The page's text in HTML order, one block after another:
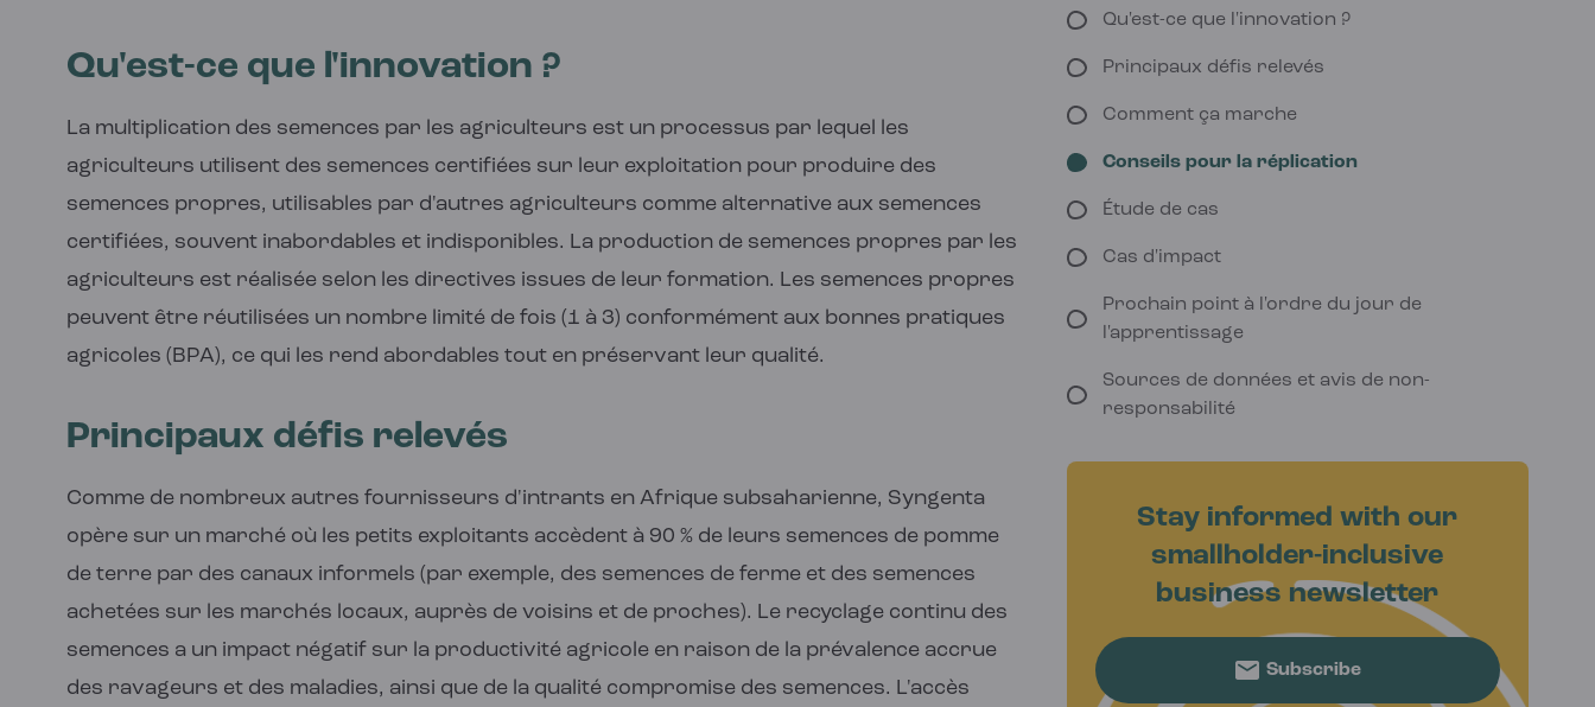
Qu'est-ce que l'innovation ?
La multiplication des semences par les agriculteurs est un processus par lequel les
agriculteurs utilisent des semences certifiées sur leur exploitation pour produire des
semences propres, utilisables par d'autres agriculteurs comme alternative aux semences
certifiées, souvent inabordables et indisponibles. La production de semences propres par les
agriculteurs est réalisée selon les directives issues de leur formation. Les semences propres
peuvent être réutilisées un nombre limité de fois (1 à 3) conformément aux bonnes pratiques
agricoles (BPA), ce qui les rend abordables tout en préservant leur qualité.
Principaux défis relevés
Comme de nombreux autres fournisseurs d'intrants en Afrique subsaharienne, Syngenta
opère sur un marché où les petits exploitants accèdent à 90 % de leurs semences de pomme
de terre par des canaux informels (par exemple, des semences de ferme et des semences
achetées sur les marchés locaux, auprès de voisins et de proches). Le recyclage continu des
semences a un impact négatif sur la productivité agricole en raison de la prévalence accrue
des ravageurs et des maladies, ainsi que de la qualité compromise des semences. L'accès
Qu'est-ce que l'innovation ?
Principaux défis relevés
Comment ça marche
Conseils pour la réplication
Étude de cas
Cas d'impact
Prochain point à l'ordre du jour de
l'apprentissage
Sources de données et avis de non-
responsabilité
Stay informed with our
smallholder-inclusive
business newsletter
Subscribe